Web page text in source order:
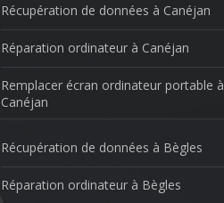
Récupération de données à Canéjan
Réparation ordinateur à Canéjan
Remplacer écran ordinateur portable à
Canéjan
Récupération de données à Bègles
Réparation ordinateur à Bègles